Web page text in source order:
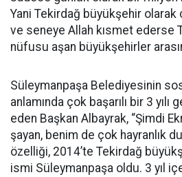
Yani Tekirdağ büyükşehir olarak
ve seneye Allah kısmet ederse
nüfusu aşan büyükşehirler
Süleymanpaşa Belediyesinin
anlamında çok başarılı bir 3 yılı
eden Başkan Albayrak, “Şimdi
şayan, benim de çok hayranlık
özelliği, 2014’te Tekirdağ
ismi Süleymanpaşa oldu. 3 yıl